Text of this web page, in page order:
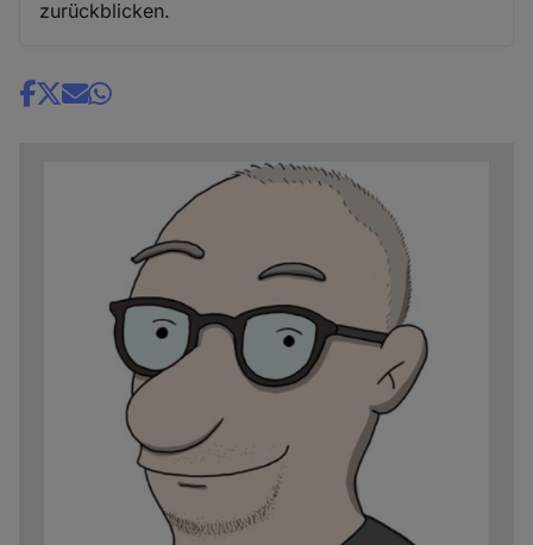
zurückblicken.
Share